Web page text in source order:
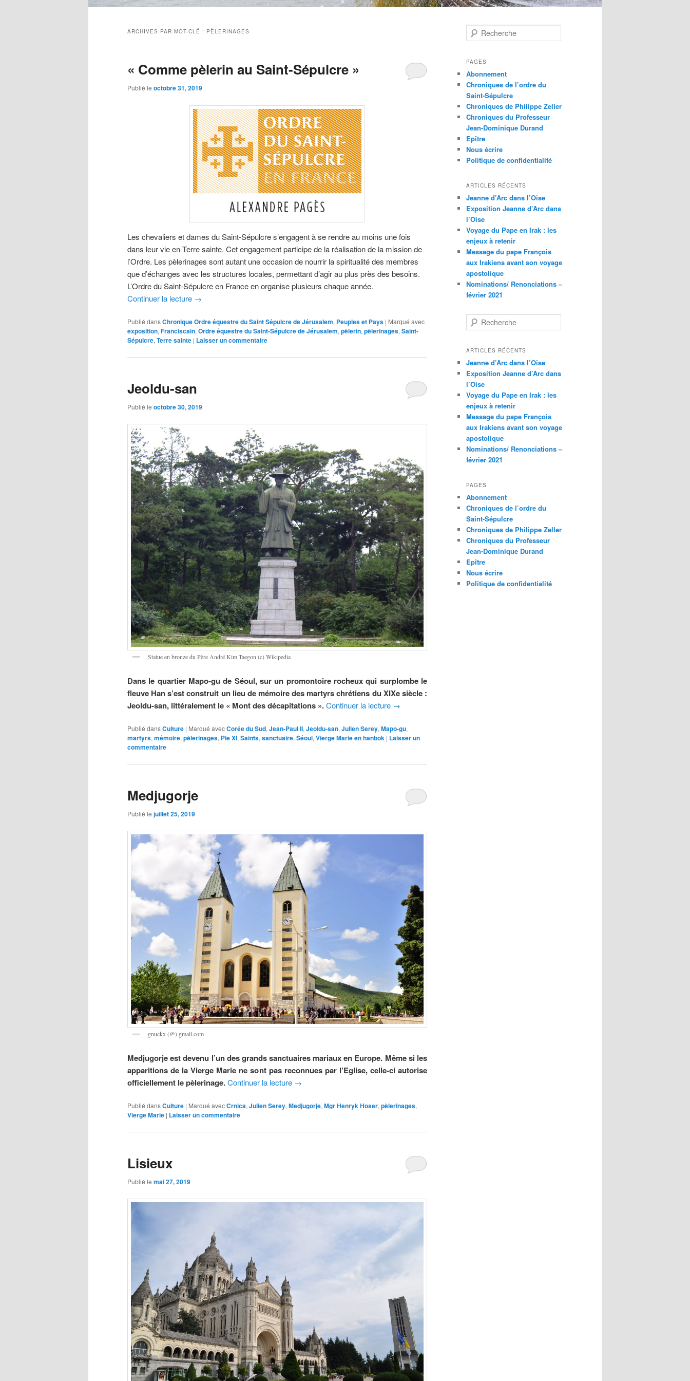
ARCHIVES PAR MOT-CLÉ : PÈLERINAGES
« Comme pèlerin au Saint-Sépulcre »
Publié le octobre 31, 2019
Les chevaliers et dames du Saint-Sépulcre s’engagent à se rendre au moins une fois
dans leur vie en Terre sainte. Cet engagement participe de la réalisation de la mission de
l’Ordre. Les pèlerinages sont autant une occasion de nourrir la spiritualité des membres
que d’échanges avec les structures locales, permettant d’agir au plus près des besoins.
L’Ordre du Saint-Sépulcre en France en organise plusieurs chaque année.
Continuer la lecture →
Publié dansChronique Ordre équestre du Saint Sépulcre de Jérusalem, Peuples et Pays | Marqué avec
exposition, Franciscain, Ordre équestre du Saint-Sépulcre de Jérusalem, pèlerin, pèlerinages, Saint-
Sépulcre, Terre sainte | Laisser un commentaire
Jeoldu-san
Publié le octobre 30, 2019
Statue en bronze du Père André Kim Taegon (c) Wikipedia
Dans le quartier Mapo-gu de Séoul, sur un promontoire rocheux qui surplombe le
fleuve Han s’est construit un lieu de mémoire des martyrs chrétiens du XIXe siècle :
Jeoldu-san, littéralement le « Mont des décapitations ».Continuer la lecture →
Publié dansCulture | Marqué avecCorée du Sud, Jean-Paul II, Jeoldu-san, Julien Serey, Mapo-gu,
martyrs, mémoire, pèlerinages, Pie XI, Saints, sanctuaire, Séoul, Vierge Marie en hanbok | Laisser un
commentaire
Medjugorje
Publié le juillet 25, 2019
gnuckx (@) gmail.com
Medjugorje est devenu l’un des grands sanctuaires mariaux en Europe. Même si les
apparitions de la Vierge Marie ne sont pas reconnues par l’Eglise, celle-ci autorise
officiellement le pèlerinage.Continuer la lecture →
Publié dansCulture | Marqué avecCrnica, Julien Serey, Medjugorje, Mgr Henryk Hoser, pèlerinages,
Vierge Marie | Laisser un commentaire
Lisieux
Publié le mai 27, 2019
e
h
r
c
h
e
PAGES
Abonnement
Chroniques de l’ordre du
Saint-Sépulcre
Chroniques de Philippe Zeller
Chroniques du Professeur
Jean-Dominique Durand
Epître
Nous écrire
Politique de confidentialité
ARTICLES RÉCENTS
Jeanne d’Arc dans l’Oise
Exposition Jeanne d’Arc dans
l’Oise
Voyage du Pape en Irak : les
enjeux à retenir
Message du pape François
aux Irakiens avant son voyage
apostolique
Nominations/ Renonciations –
février 2021
e
h
r
c
h
e
ARTICLES RÉCENTS
Jeanne d’Arc dans l’Oise
Exposition Jeanne d’Arc dans
l’Oise
Voyage du Pape en Irak : les
enjeux à retenir
Message du pape François
aux Irakiens avant son voyage
apostolique
Nominations/ Renonciations –
février 2021
PAGES
Abonnement
Chroniques de l’ordre du
Saint-Sépulcre
Chroniques de Philippe Zeller
Chroniques du Professeur
Jean-Dominique Durand
Epître
Nous écrire
Politique de confidentialité